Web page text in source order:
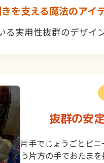
を支える魔法のアイ
実用性抜群のデザイ
抜群の安
片手でじょうごとビ
う片方の手でおたま